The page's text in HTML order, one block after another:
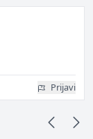
Prijavi